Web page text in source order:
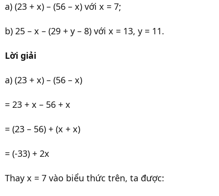
a) (23 + x) – (56 – x) với x = 7;
b) 25 – x – (29 + y – 8) với x = 13, y = 11.
Lời giải
a) (23 + x) – (56 – x)
= 23 + x – 56 + x
= (23 – 56) + (x + x)
= (-33) + 2x
Thay x = 7 vào biểu thức trên, ta được: